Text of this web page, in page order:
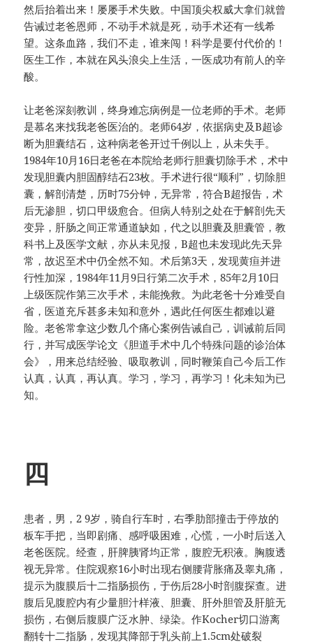
然后抬着出来！屡屡手术失败。中国顶尖权威大拿们就曾
告诫过老爸恩师，不动手术就是死，动手术还有一线希
望。这条血路，我们不走，谁来闯！科学是要付代价的！
医生工作，本就在风头浪尖上生活，一医成功有前人的辛
酸。
让老爸深刻教训，终身难忘病例是一位老师的手术。老师
是慕名来找我老爸医治的。老师64岁，依据病史及B超诊
断为胆囊结石，这种病老爸开过千例以上，从未失手。
1984年10月16日老爸在本院给老师行胆囊切除手术，术中
发现胆囊内胆固醇结石23枚。手术进行很“顺利”，切除胆
囊，解剖清楚，历时75分钟，无异常，符合B超报告，术
后无渗胆，切口甲级愈合。但病人特别之处在于解剖先天
变异，肝肠之间正常通道缺如，代之以胆囊及胆囊管，教
科书上及医学文献，亦从未见报，B超也未发现此先天异
常，故迟至术中仍全然不知。术后第3天，发现黄疸并进
行性加深，1984年11月9日行第二次手术，85年2月10日
上级医院作第三次手术，未能挽救。为此老爸十分难受自
省，医道充斥甚多未知和意外，遇此任何医生都难以避
险。老爸常拿这少数几个痛心案例告诫自己，训诫前后同
行，并写成医学论文《胆道手术中几个特殊问题的诊治体
会》，用来总结经验、吸取教训，同时鞭策自己今后工作
认真，认真，再认真。学习，学习，再学习！化未知为已
知。
四
患者，男，2 9岁，骑自行车时，右季肋部撞击于停放的
板车手把，当即剧痛、感呼吸困难，心慌，一小时后送入
老爸医院。经查，肝脾胰肾均正常，腹腔无积液。胸腹透
视无异常。住院观察16小时出现右侧腰背胀痛及睾丸痛，
提示为腹膜后十二指肠损伤，于伤后28小时剖腹探查。进
腹后见腹腔内有少量胆汁样液、胆囊、肝外胆管及肝脏无
损伤，右侧后腹膜广泛水肿、绿染。作Kocher切口游离
翻转十二指肠，发现其降部于乳头前上1.5cm处破裂